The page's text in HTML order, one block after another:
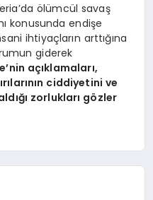
ölümcül savaş
konusunda endişe
ihtiyaçların arttığına
giderek
açıklamaları,
ciddiyetini ve
zorlukları gözler